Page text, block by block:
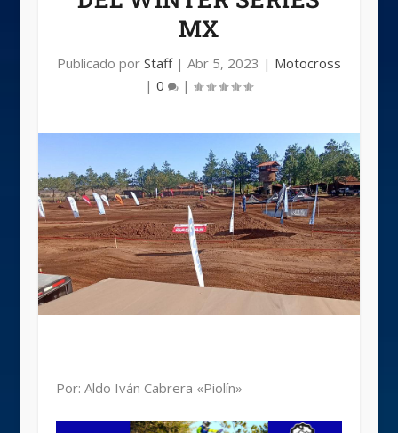
MX
Publicado por Staff| Abr 5, 2023 | Motocross
|0 |
Por: Aldo Iván Cabrera «Piolín»